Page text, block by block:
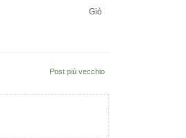
Giò
Post più vecchio